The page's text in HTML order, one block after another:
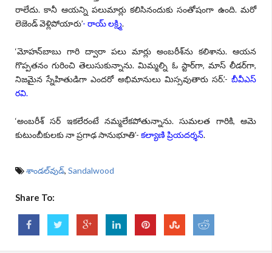
రాలేదు. కానీ ఆయన్ని పలుమార్లు కలిసినందుకు సంతోషంగా ఉంది. మరో
లెజెండ్‌ వెళ్లిపోయారు’- రాయ్‌ లక్ష్మి.
‘మోహన్‌బాబు గారి ద్వారా పలు మార్లు అంబరీశ్‌ను కలిశాను. ఆయన
గొప్పతనం గురించి తెలుసుకున్నాను. మిమ్మల్ని ఓ స్టార్‌గా, మాస్‌ లీడర్‌గా,
నిజమైన స్నేహితుడిగా ఎందరో అభిమానులు మిస్సవుతారు సర్‌.’- బీవీఎస్‌
రవి.
‘అంబరీశ్‌ సర్‌ ఇకలేరంటే నమ్మలేకపోతున్నాను. సుమలత గారికి, ఆమె
కుటుంబీకులకు నా ప్రగాఢ సానుభూతి’- కల్యాణి ప్రియదర్శన్‌.‌
శాండల్‌వుడ్, Sandalwood
Share To: